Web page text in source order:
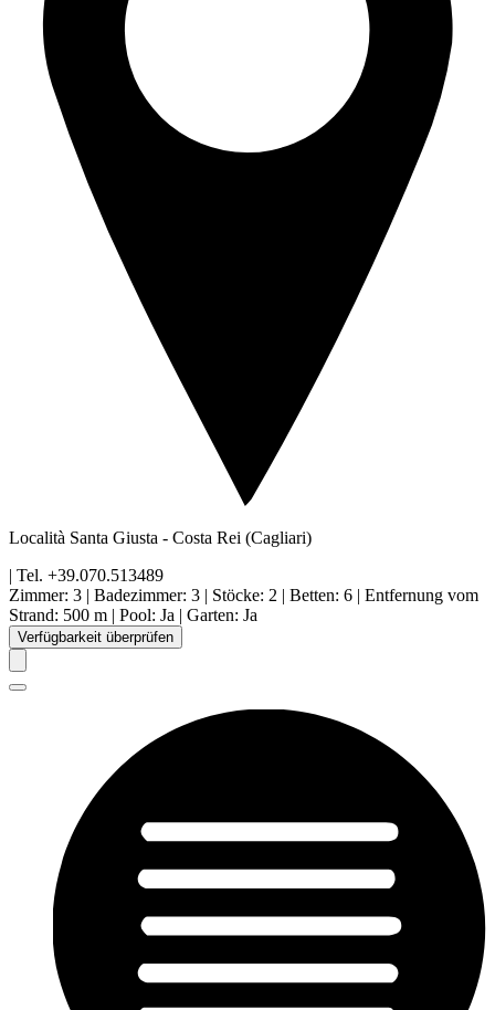
Località Santa Giusta - Costa Rei (Cagliari)
| Tel. +39.070.513489
Zimmer: 3 | Badezimmer: 3 | Stöcke: 2 | Betten: 6 | Entfernung vom
Strand: 500 m | Pool: Ja | Garten: Ja
Verfügbarkeit überprüfen